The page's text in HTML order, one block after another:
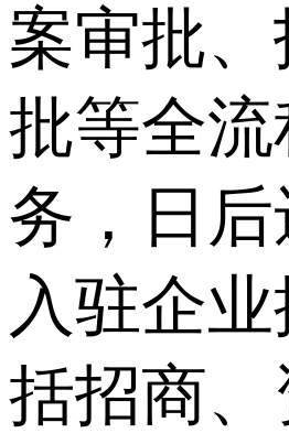
案审批
批等全流
务，日
入驻企
括招商